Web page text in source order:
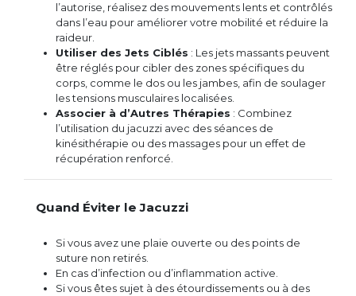
l’autorise, réalisez des mouvements lents et contrôlés
dans l’eau pour améliorer votre mobilité et réduire la
raideur.
Utiliser des Jets Ciblés : Les jets massants peuvent
être réglés pour cibler des zones spécifiques du
corps, comme le dos ou les jambes, afin de soulager
les tensions musculaires localisées.
Associer à d’Autres Thérapies : Combinez
l’utilisation du jacuzzi avec des séances de
kinésithérapie ou des massages pour un effet de
récupération renforcé.
Quand Éviter le Jacuzzi
Si vous avez une plaie ouverte ou des points de
suture non retirés.
En cas d’infection ou d’inflammation active.
Si vous êtes sujet à des étourdissements ou à des